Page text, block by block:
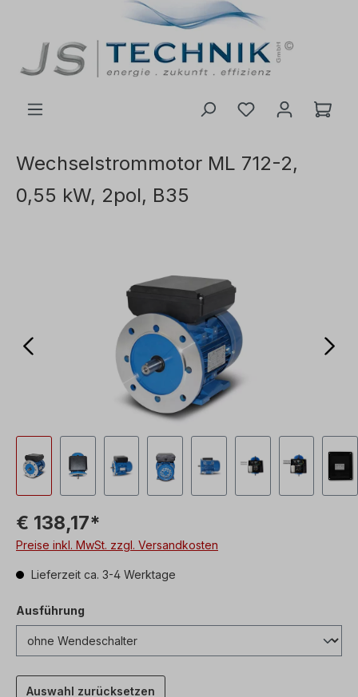
Wechselstrommotor ML 712-2,
0,55 kW, 2pol, B35
€ 138,17*
Preise inkl. MwSt. zzgl. Versandkosten
Lieferzeit ca. 3-4 Werktage
Ausführung
Auswahl zurücksetzen